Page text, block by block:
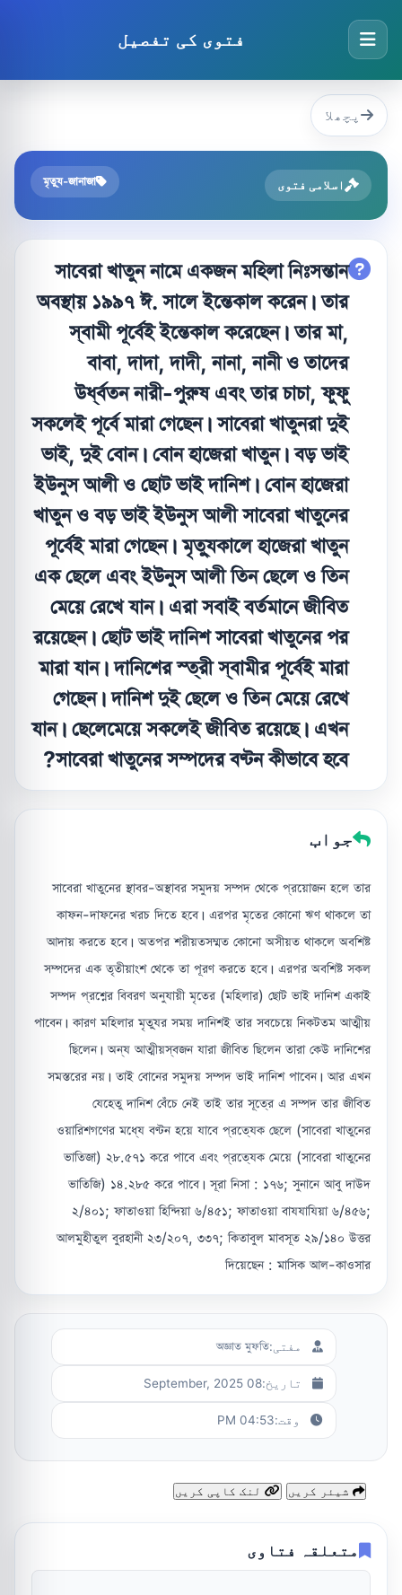
فتوی کی تفصیل
پچھلا
اسلامی فتوی মৃত্যু-জানাজা
সাবেরা খাতুন নামে একজন মহিলা নিঃসন্তান
অবস্থায় ১৯৯৭ ঈ. সালে ইন্তেকাল করেন। তার
স্বামী পূর্বেই ইন্তেকাল করেছেন। তার মা,
বাবা, দাদা, দাদী, নানা, নানী ও তাদের
উর্ধ্বতন নারী-পুরুষ এবং তার চাচা, ফুফু
সকলেই পূর্বে মারা গেছেন। সাবেরা খাতুনরা দুই
ভাই, দুই বোন। বোন হাজেরা খাতুন। বড় ভাই
ইউনুস আলী ও ছোট ভাই দানিশ। বোন হাজেরা
খাতুন ও বড় ভাই ইউনুস আলী সাবেরা খাতুনের
পূর্বেই মারা গেছেন। মৃত্যুকালে হাজেরা খাতুন
এক ছেলে এবং ইউনুস আলী তিন ছেলে ও তিন
মেয়ে রেখে যান। এরা সবাই বর্তমানে জীবিত
রয়েছেন। ছোট ভাই দানিশ সাবেরা খাতুনের পর
মারা যান। দানিশের স্ত্রী স্বামীর পূর্বেই মারা
গেছেন। দানিশ দুই ছেলে ও তিন মেয়ে রেখে
যান। ছেলেমেয়ে সকলেই জীবিত রয়েছে। এখন
সাবেরা খাতুনের সম্পদের বণ্টন কীভাবে হবে?
جواب
সাবেরা খাতুনের স্থাবর-অস্থাবর সমুদয় সম্পদ থেকে প্রয়োজন হলে তার
কাফন-দাফনের খরচ দিতে হবে। এরপর মৃতের কোনো ঋণ থাকলে তা
আদায় করতে হবে। অতপর শরীয়তসম্মত কোনো অসীয়ত থাকলে অবশিষ্ট
সম্পদের এক তৃতীয়াংশ থেকে তা পূরণ করতে হবে। এরপর অবশিষ্ট সকল
সম্পদ প্রশ্নের বিবরণ অনুযায়ী মৃতের (মহিলার) ছোট ভাই দানিশ একাই
পাবেন। কারণ মহিলার মৃত্যুর সময় দানিশই তার সবচেয়ে নিকটতম আত্মীয়
ছিলেন। অন্য আত্মীয়স্বজন যারা জীবিত ছিলেন তারা কেউ দানিশের
সমস্তরের নয়। তাই বোনের সমুদয় সম্পদ ভাই দানিশ পাবেন। আর এখন
যেহেতু দানিশ বেঁচে নেই তাই তার সূত্রে এ সম্পদ তার জীবিত
ওয়ারিশগণের মধ্যে বণ্টন হয়ে যাবে প্রত্যেক ছেলে (সাবেরা খাতুনের
ভাতিজা) ২৮.৫৭১ করে পাবে এবং প্রত্যেক মেয়ে (সাবেরা খাতুনের
ভাতিজি) ১৪.২৮৫ করে পাবে। সূরা নিসা : ১৭৬; সুনানে আবু দাউদ
২/৪০১; ফাতাওয়া হিন্দিয়া ৬/৪৫১; ফাতাওয়া বাযযাযিয়া ৬/৪৫৬;
আলমুহীতুল বুরহানী ২৩/২০৭, ৩৩৭; কিতাবুল মাবসূত ২৯/১৪০ উত্তর
দিয়েছেন : মাসিক আল-কাওসার
مفتی:অজ্ঞাত মুফতি
تاریخ:08 September, 2025
وقت:04:53 PM
متعلقہ فتاوی